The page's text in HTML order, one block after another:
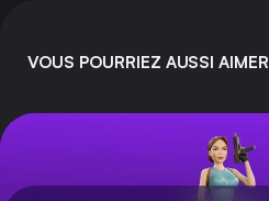
VOUS POURRIEZ AUSSI AIMER